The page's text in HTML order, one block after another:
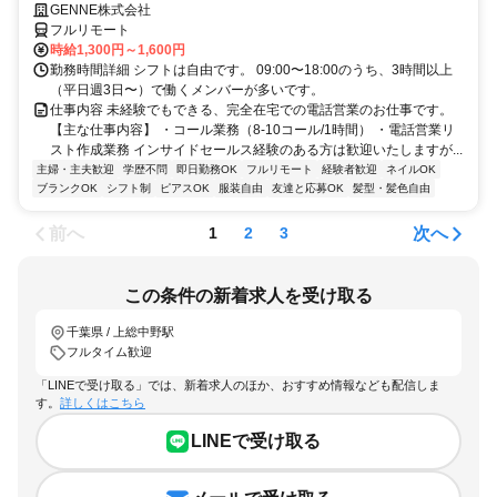
GENNE株式会社
フルリモート
時給1,300円～1,600円
勤務時間詳細 シフトは自由です。 09:00〜18:00のうち、3時間以上
（平日週3日〜）で働くメンバーが多いです。
仕事内容 未経験でもできる、完全在宅での電話営業のお仕事です。
【主な仕事内容】 ・コール業務（8-10コール/1時間） ・電話営業リ
スト作成業務 インサイドセールス経験のある方は歓迎いたしますが...
主婦・主夫歓迎 学歴不問 即日勤務OK フルリモート 経験者歓迎
ネイルOK
ブランクOK
シフト制 ピアスOK 服装自由 友達と応募OK 髪型・髪色自由
前へ 1 2 3 次へ
この条件の新着求人を受け取る
千葉県 / 上総中野駅
フルタイム歓迎
「LINEで受け取る」では、新着求人のほか、おすすめ情報なども配信しま
す。 詳しくはこちら
LINEで受け取る